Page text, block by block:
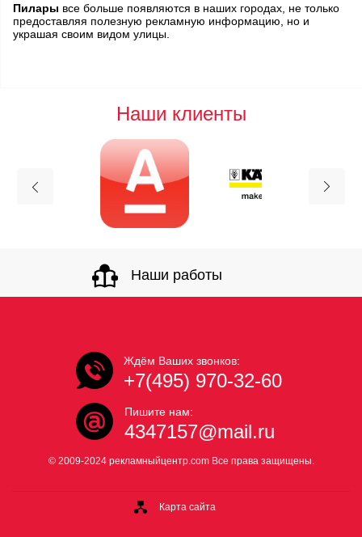
Пилары все больше появляются в наших городах, не только
предоставляя полезную рекламную информацию, но и
украшая своим видом улицы.
Наши клиенты
Наши работы
Ждём Ваших звонков:
+7(495) 970-32-60
Пишите нам:
4347157@mail.ru
© 2009-2024 рекламныйцентр.com Все права защищены.
Карта сайта